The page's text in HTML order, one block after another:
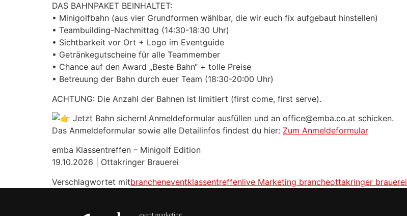
DAS BAHNPAKET BEINHALTET:
• Minigolfbahn (aus vier Grundformen wählbar, die wir euch fix aufgebaut hinstellen)
• Teambuilding-Nachmittag (14:30-18:30 Uhr)
• Sichtbarkeit vor Ort + Logo im Eventguide
• Getränkegutscheine für alle Teammember
• Chance auf den Award „Beste Bahn“ + tolle Preise
• Betreuung der Bahn durch euer Team (18:30-20:00 Uhr)
ACHTUNG: Die Anzahl der Bahnen ist limitiert (first come, first serve).
Jetzt Bahn sichern! Anmeldeformular ausfüllen und an office@emba.co.at schicken.
Das Anmeldeformular sowie alle Detailinfos findest du hier: Zum Anmeldeformular
emba Klassentreffen – Minigolf Edition
19.10.2026 | Ottakringer Brauerei
Verschlagwortet mitbrancheneventklassentreffenlive Marketing brancheottakringer brauerei